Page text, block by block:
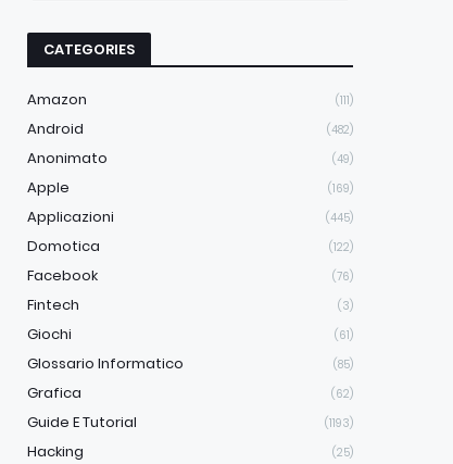
CATEGORIES
Amazon (111)
Android (482)
Anonimato (49)
Apple (169)
Applicazioni (445)
Domotica (122)
Facebook (76)
Fintech (3)
Giochi (61)
Glossario Informatico (85)
Grafica (62)
Guide E Tutorial (1193)
Hacking (25)